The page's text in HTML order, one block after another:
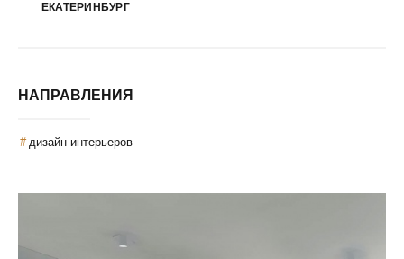
ЕКАТЕРИНБУРГ
НАПРАВЛЕНИЯ
дизайн интерьеров